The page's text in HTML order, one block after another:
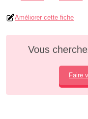
Améliorer cette fiche
Vous
Faire